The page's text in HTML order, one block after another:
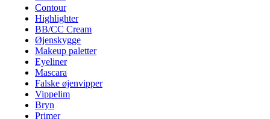
Contour
Highlighter
BB/CC Cream
Øjenskygge
Makeup paletter
Eyeliner
Mascara
Falske øjenvipper
Vippelim
Bryn
Primer